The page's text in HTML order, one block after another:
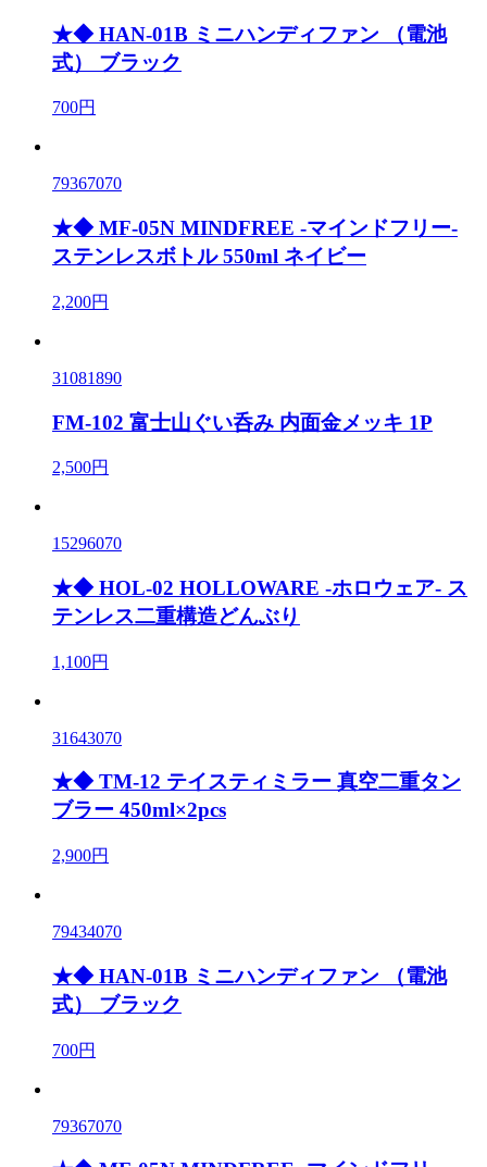
★◆ HAN-01B ミニハンディファン （電池
式） ブラック
700円
79367070
★◆ MF-05N MINDFREE -マインドフリー-
ステンレスボトル 550ml ネイビー
2,200円
31081890
FM-102 富士山ぐい呑み 内面金メッキ 1P
2,500円
15296070
★◆ HOL-02 HOLLOWARE -ホロウェア- ス
テンレス二重構造どんぶり
1,100円
31643070
★◆ TM-12 テイスティミラー 真空二重タン
ブラー 450ml×2pcs
2,900円
79434070
★◆ HAN-01B ミニハンディファン （電池
式） ブラック
700円
79367070